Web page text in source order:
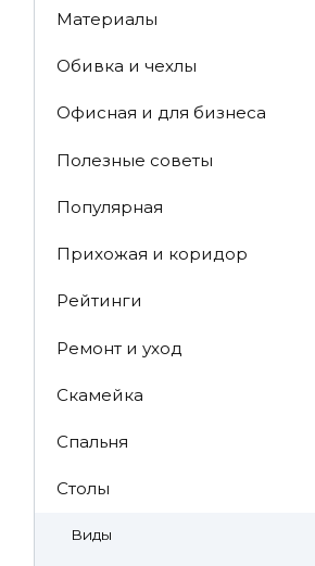
Материалы
Обивка и чехлы
Офисная и для бизнеса
Полезные советы
Популярная
Прихожая и коридор
Рейтинги
Ремонт и уход
Скамейка
Спальня
Столы
Виды